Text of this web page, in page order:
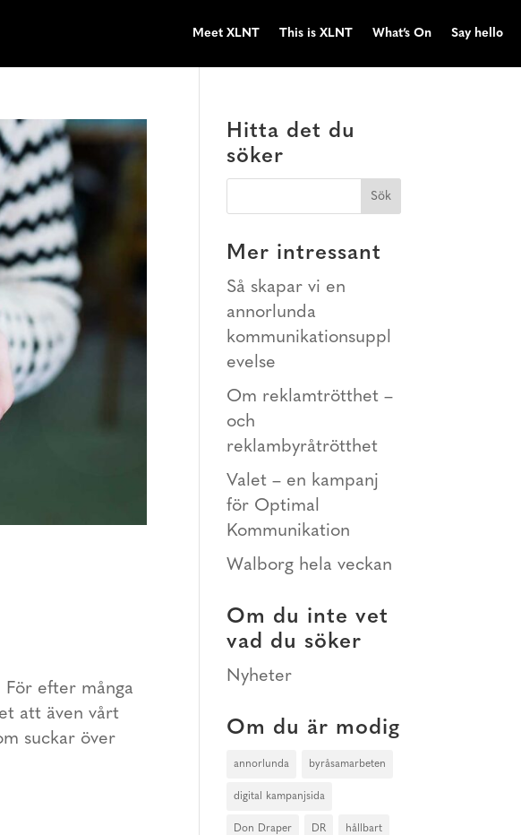
Meet XLNT This is XLNT What’s On Say hello
efter många
att även vårt
suckar över
Hitta det du
söker
Mer intressant
Så skapar vi en
annorlunda
kommunikationsuppl
evelse
Om reklamtrötthet –
och
reklambyråtrötthet
Valet – en kampanj
för Optimal
Kommunikation
Walborg hela veckan
Om du inte vet
vad du söker
Nyheter
Om du är modig
annorlunda byråsamarbeten
digital kampanjsida
Don Draper DR hållbart